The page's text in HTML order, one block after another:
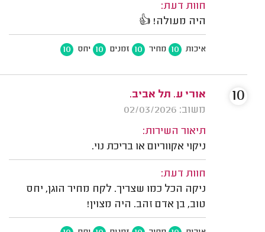
חוות דעת:
היה מעולה! 👍
איכות 10 מחיר 10 זמנים 10 יחס 10
אורי ע. תל אביב.
משוב: 02/03/2026
תיאור השירות:
ניקוי אקווריום או בריכת נוי.
חוות דעת:
ניקה הכל כמו שצריך. לקח מחיר הוגן, יחס
טוב, בן אדם זהב. היה מצוין!
10